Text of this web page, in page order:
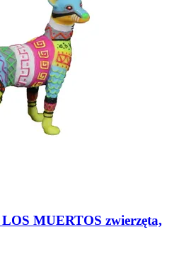
MUERTOS zwierzęta,